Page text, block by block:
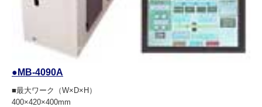
● MB-4090A
■最大ワーク（W×D×H）
400×420×400mm